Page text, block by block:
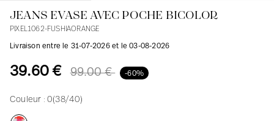
JEANS EVASE AVEC POCHE BICOLOR
PIXEL1062-FUSHIAORANGE
Livraison entre le 31-07-2026 et le 03-08-2026
39.60 € 99.00 € -60%
Couleur :0(38/40)